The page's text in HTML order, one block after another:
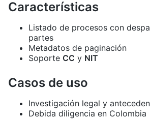
Características
Listado de procesos con
partes
Metadatos de paginación
Soporte CC y NIT
Casos de uso
Investigación legal y
Debida diligencia en Colombia